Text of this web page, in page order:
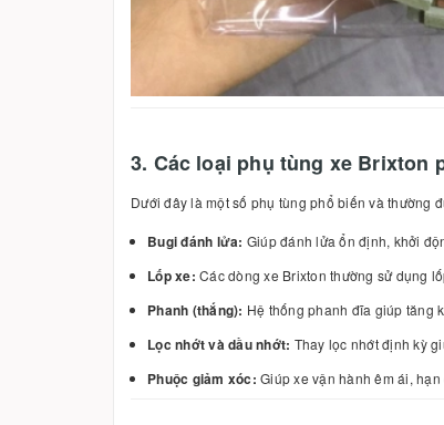
3. Các loại phụ tùng xe Brixton
Dưới đây là một số phụ tùng phổ biến và thường
Bugi đánh lửa: Giúp đánh lửa ổn định, khởi
Lốp xe: Các dòng xe Brixton thường sử dụng
Phanh (thắng): Hệ thống phanh đĩa giúp tăng
Lọc nhớt và dầu nhớt: Thay lọc nhớt định kỳ
Phuộc giảm xóc: Giúp xe vận hành êm ái,